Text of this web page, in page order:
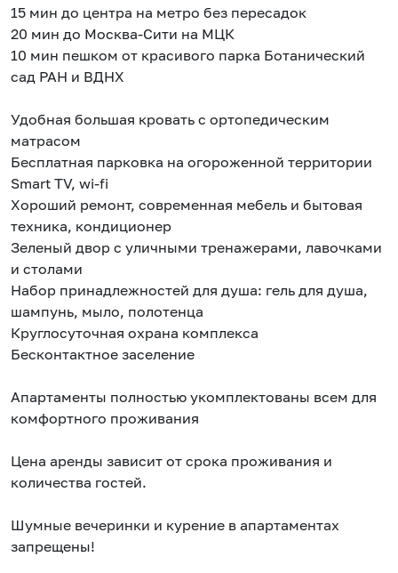
15 мин до центра на метро без пересадок
20 мин до Москва-Сити на МЦК
10 мин пешком от красивого парка Ботанический
сад РАН и ВДНХ
Удобная большая кровать с ортопедическим
матрасом
Бесплатная парковка на огороженной территории
Smart TV, wi-fi
Хороший ремонт, современная мебель и бытовая
техника, кондиционер
Зеленый двор с уличными тренажерами, лавочками
и столами
Набор принадлежностей для душа: гель для душа,
шампунь, мыло, полотенца
Круглосуточная охрана комплекса
Бесконтактное заселение
Апартаменты полностью укомплектованы всем для
комфортного проживания
Цена аренды зависит от срока проживания и
количества гостей.
Шумные вечеринки и курение в апартаментах
запрещены!